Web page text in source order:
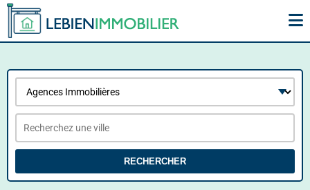
RECHERCHER